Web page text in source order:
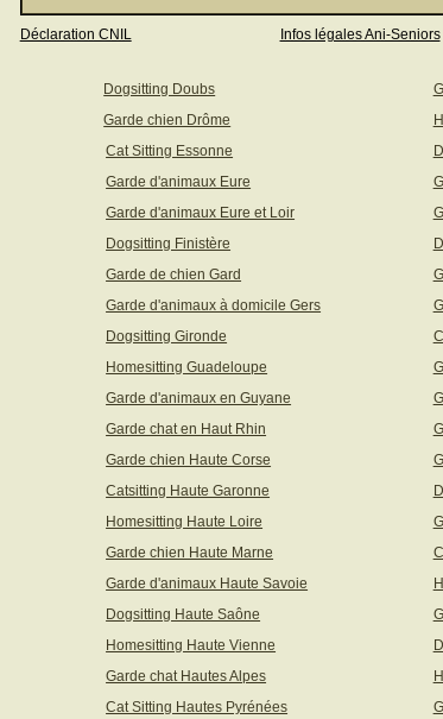
Déclaration CNIL Infos légales Ani-Seniors
Dogsitting Doubs
Garde chien Drôme
Cat Sitting Essonne
Garde d'animaux Eure
Garde d'animaux Eure et Loir
Dogsitting Finistère
Garde de chien Gard
Garde d'animaux à domicile Gers
Dogsitting Gironde
Homesitting Guadeloupe
Garde d'animaux en Guyane
Garde chat en Haut Rhin
Garde chien Haute Corse
Catsitting Haute Garonne
Homesitting Haute Loire
Garde chien Haute Marne
Garde d'animaux Haute Savoie
Dogsitting Haute Saône
Homesitting Haute Vienne
Garde chat Hautes Alpes
Cat Sitting Hautes Pyrénées